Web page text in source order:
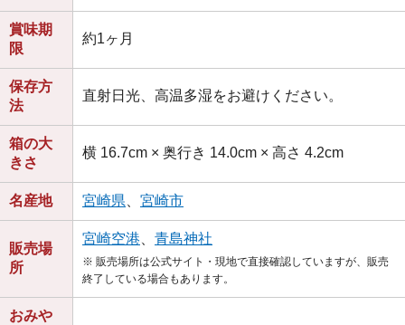
賞味期
限
約1ヶ月
保存方
法
直射日光、高温多湿をお避けください。
箱の大
きさ
横 16.7cm × 奥行き 14.0cm × 高さ 4.2cm
名産地 宮崎県 宮崎市
販売場
所
宮崎空港 青島神社
※ 販売場所は公式サイト・現地で直接確認していますが、販売
終了している場合もあります。
おみや